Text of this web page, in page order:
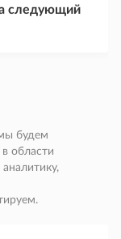
следующий
будем
области